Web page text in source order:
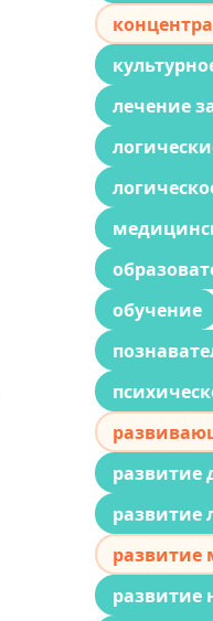
лечение
обучение
развитие
развитие
развитие